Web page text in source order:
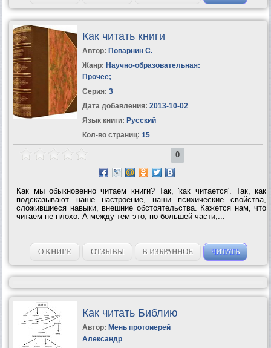
Как читать книги
Автор: Поварнин С.
Жанр: Научно-образовательная:
Прочее;
Серия: 3
Дата добавления: 2013-10-02
Язык книги: Русский
Кол-во страниц: 15
0
Как мы обыкновенно читаем книги? Так, 'как читается'. Так, как
подсказывают наше настроение, наши психические свойства,
сложившиеся навыки, внешние обстоятельства. Кажется нам, что
читаем не плохо. А между тем это, по большей части,...
О КНИГЕ ОТЗЫВЫ В ИЗБРАННОЕ ЧИТАТЬ
Как читать Библию
Автор: Мень протоиерей
Александр